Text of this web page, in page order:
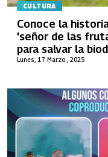
CULTURA
Lunes, 17 Marzo , 2025
Conoce la
'señor de las
para salvar la